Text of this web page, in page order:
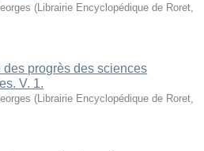
( Librairie Encyclopédique de Roret
des progrès des sciences
V. 1.
( Librairie Encyclopédique de Roret